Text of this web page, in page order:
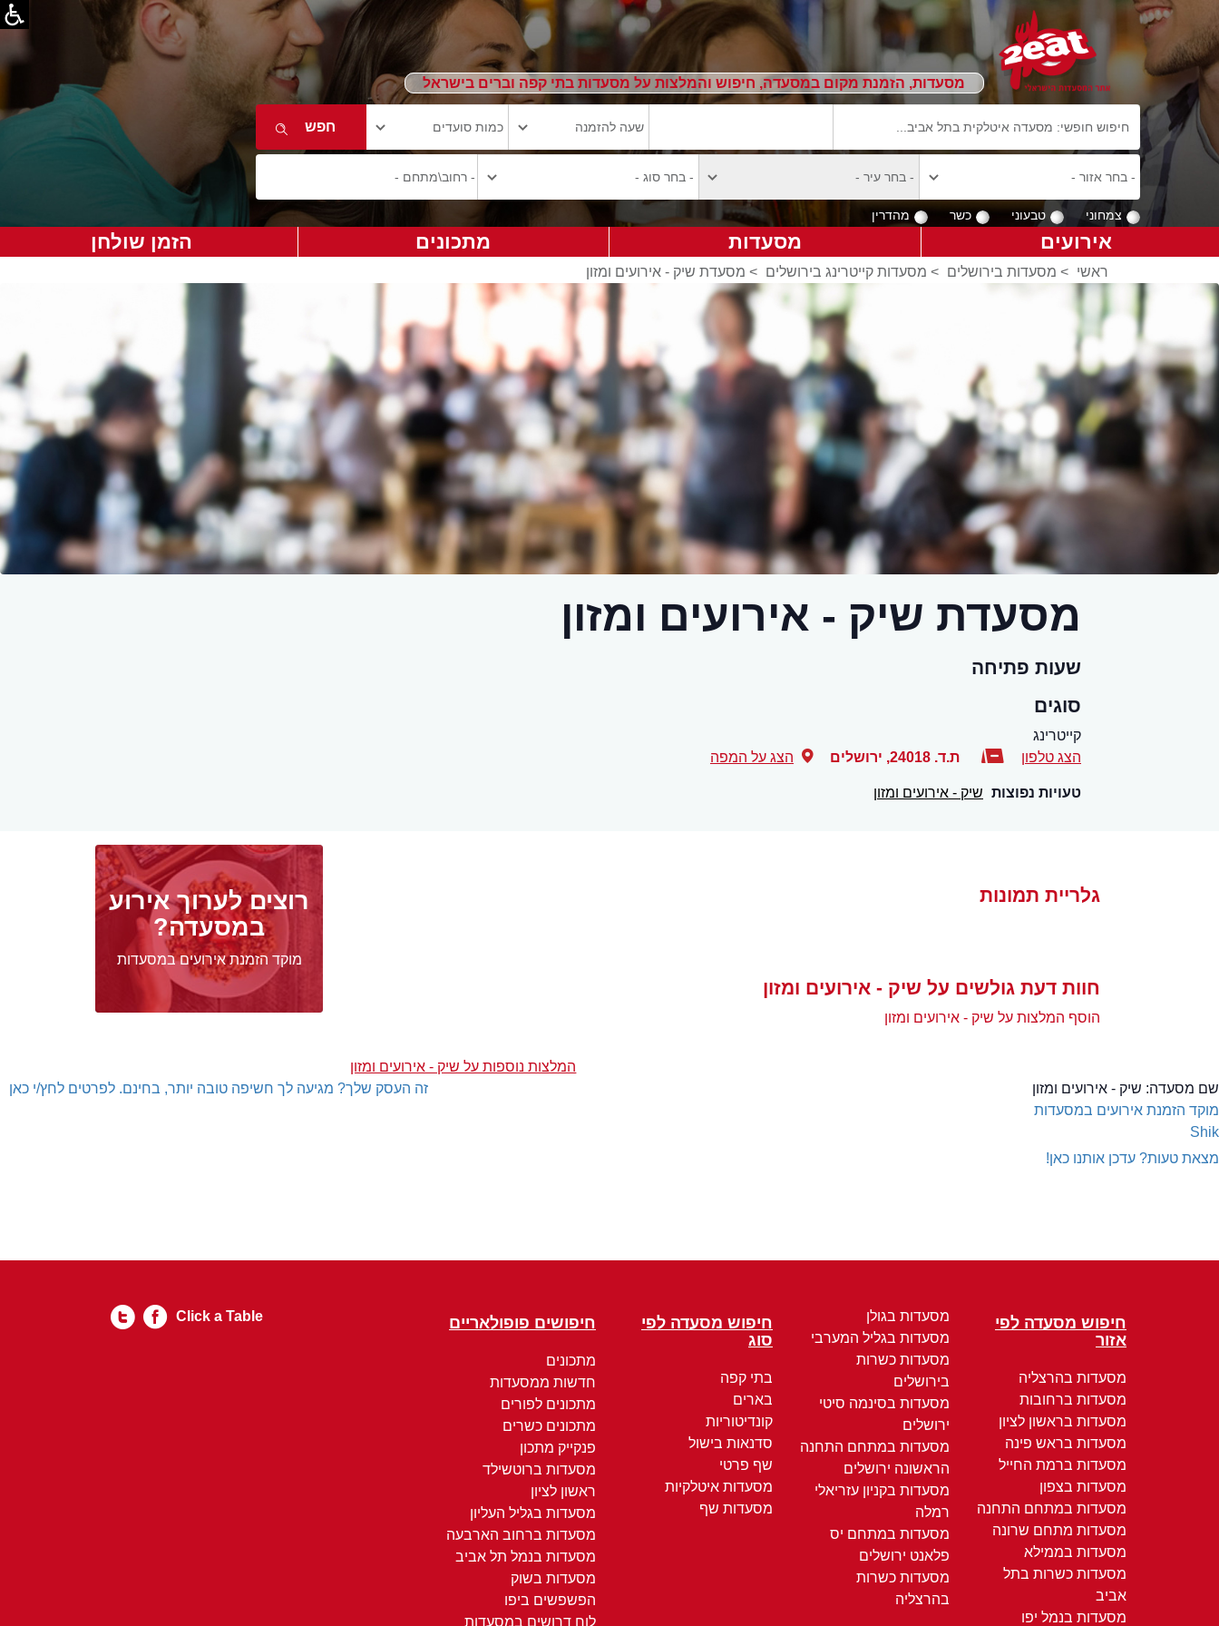
מסעדות, הזמנת מקום במסעדה, חיפוש והמלצות על מסעדות בתי קפה וברים בישראל
צמחוני טבעוני כשר מהדרין
אירועים מסעדות מתכונים הזמן שולחן
ראשי > מסעדות בירושלים > מסעדות קייטרינג בירושלים > מסעדת שיק - אירועים ומזון
מסעדת שיק - אירועים ומזון
שעות פתיחה
סוגים
קייטרינג
הצג טלפון
ת.ד. 24018 , ירושלים הצג על המפה
טעויות נפוצות שיק - אירועים ומזון
גלריית תמונות
חוות דעת גולשים על שיק - אירועים ומזון
הוסף המלצות על שיק - אירועים ומזון
המלצות נוספות על שיק - אירועים ומזון
רוצים לערוך אירוע
במסעדה?
מוקד הזמנת אירועים במסעדות
זה העסק שלך? מגיעה לך חשיפה טובה יותר, בחינם. לפרטים לחץ/י כאן שם מסעדה: שיק - אירועים ומזון
מוקד הזמנת אירועים במסעדות
Shik
מצאת טעות? עדכן אותנו כאן!
חיפוש מסעדה לפי
אזור
מסעדות בהרצליה
מסעדות ברחובות
מסעדות בראשון לציון
מסעדות בראש פינה
מסעדות ברמת החייל
מסעדות בצפון
מסעדות במתחם התחנה
מסעדות מתחם שרונה
מסעדות בממילא
מסעדות כשרות בתל
אביב
מסעדות בנמל יפו
מסעדות בגולן
מסעדות בגליל המערבי
מסעדות כשרות
בירושלים
מסעדות בסינמה סיטי
ירושלים
מסעדות במתחם התחנה
הראשונה ירושלים
מסעדות בקניון עזריאלי
רמלה
מסעדות במתחם יס
פלאנט ירושלים
מסעדות כשרות
בהרצליה
חיפוש מסעדה לפי
סוג
בתי קפה
בארים
קונדיטוריות
סדנאות בישול
שף פרטי
מסעדות איטלקיות
מסעדות שף
חיפושים פופולאריים
מתכונים
חדשות ממסעדות
מתכונים לפורים
מתכונים כשרים
פנקייק מתכון
מסעדות ברוטשילד
ראשון לציון
מסעדות בגליל העליון
מסעדות ברחוב הארבעה
מסעדות בנמל תל אביב
מסעדות בשוק
הפשפשים ביפו
לוח דרושים במסעדות
Click a Table